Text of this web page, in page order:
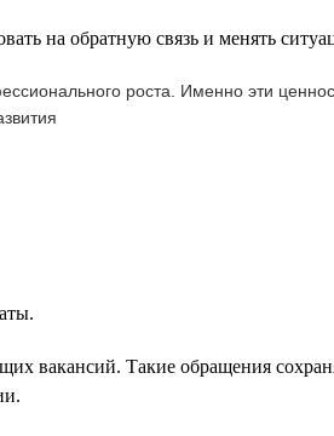
на обратную связь и менять
роста. Именно эти
вакансий. Такие обращения